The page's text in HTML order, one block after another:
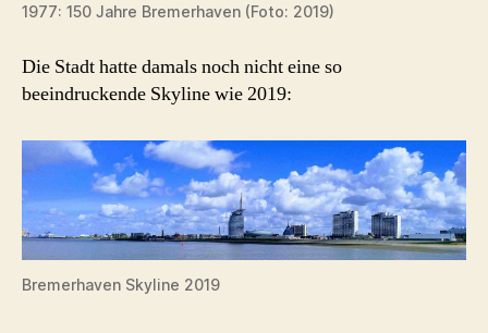
1977: 150 Jahre Bremerhaven (Foto: 2019)
Die Stadt hatte damals noch nicht eine so
beeindruckende Skyline wie 2019:
Bremerhaven Skyline 2019